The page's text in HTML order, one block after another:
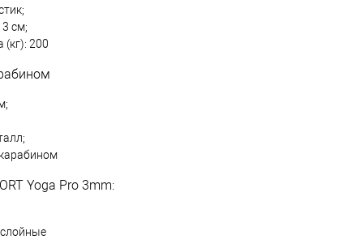
см;
(кг): 200
Yoga Pro 3mm: